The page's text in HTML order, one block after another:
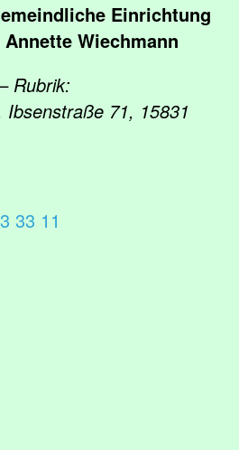
Einrichtung
Wiechmann
Rubrik:
Ibsenstraße 71, 15831
33 11